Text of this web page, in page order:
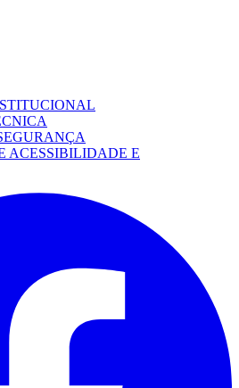
ACESSIBILIDADE E